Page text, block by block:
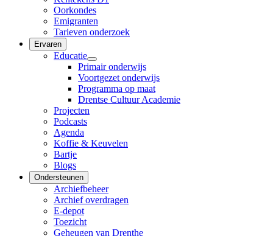
Oorkondes
Emigranten
Tarieven onderzoek
Ervaren
Educatie
Primair onderwijs
Voortgezet onderwijs
Programma op maat
Drentse Cultuur Academie
Projecten
Podcasts
Agenda
Koffie & Keuvelen
Bartje
Blogs
Ondersteunen
Archiefbeheer
Archief overdragen
E-depot
Toezicht
Geheugen van Drenthe